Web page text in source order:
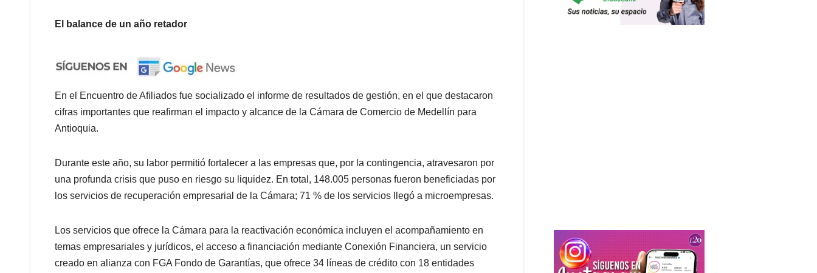
El balance de un año retador
En el Encuentro de Afiliados fue socializado el informe de resultados de gestión, en el que destacaron
cifras importantes que reafirman el impacto y alcance de la Cámara de Comercio de Medellín para
Antioquia.
Durante este año, su labor permitió fortalecer a las empresas que, por la contingencia, atravesaron por
una profunda crisis que puso en riesgo su liquidez. En total, 148.005 personas fueron beneficiadas por
los servicios de recuperación empresarial de la Cámara; 71 % de los servicios llegó a microempresas.
Los servicios que ofrece la Cámara para la reactivación económica incluyen el acompañamiento en
temas empresariales y jurídicos, el acceso a financiación mediante Conexión Financiera, un servicio
creado en alianza con FGA Fondo de Garantías, que ofrece 34 líneas de crédito con 18 entidades